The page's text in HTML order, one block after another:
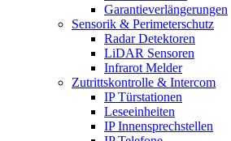
Garantieverlängerungen
Sensorik & Perimeterschutz
Radar Detektoren
LiDAR Sensoren
Infrarot Melder
Zutrittskontrolle & Intercom
IP Türstationen
Leseeinheiten
IP Innensprechstellen